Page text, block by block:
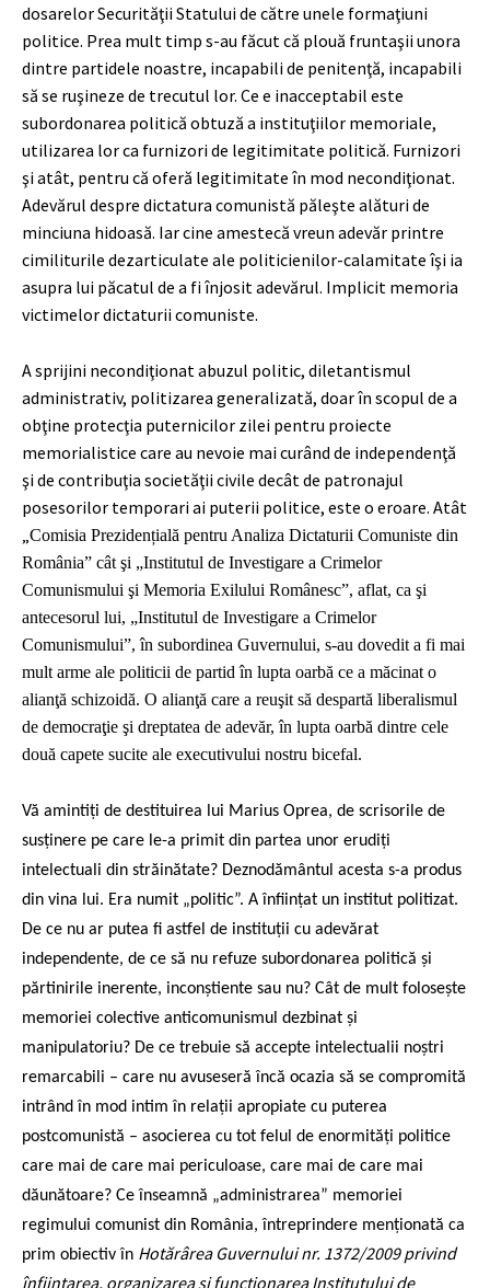
dosarelor Securităţii Statului de către unele formaţiuni
politice. Prea mult timp s-au făcut că plouă fruntaşii unora
dintre partidele noastre, incapabili de penitenţă, incapabili
să se ruşineze de trecutul lor. Ce e inacceptabil este
subordonarea politică obtuză a instituţiilor memoriale,
utilizarea lor ca furnizori de legitimitate politică. Furnizori
şi atât, pentru că oferă legitimitate în mod necondiţionat.
Adevărul despre dictatura comunistă păleşte alături de
minciuna hidoasă. Iar cine amestecă vreun adevăr printre
cimiliturile dezarticulate ale politicienilor-calamitate îşi ia
asupra lui păcatul de a fi înjosit adevărul. Implicit memoria
victimelor dictaturii comuniste.
A sprijini necondiţionat abuzul politic, diletantismul
administrativ, politizarea generalizată, doar în scopul de a
obţine protecţia puternicilor zilei pentru proiecte
memorialistice care au nevoie mai curând de independenţă
şi de contribuţia societăţii civile decât de patronajul
posesorilor temporari ai puterii politice, este o eroare. Atât
Comisia Prezidențială pentru Analiza Dictaturii Comuniste din
România” cât şi „Institutul de Investigare a Crimelor
Comunismului şi Memoria Exilului Românesc”, aflat, ca şi
antecesorul lui, „Institutul de Investigare a Crimelor
Comunismului”, în subordinea Guvernului, s-au dovedit a fi mai
mult arme ale politicii de partid în lupta oarbă ce a măcinat o
alianţă schizoidă. O alianţă care a reuşit să despartă liberalismul
de democraţie şi dreptatea de adevăr, în lupta oarbă dintre cele
două capete sucite ale executivului nostru bicefal.
Vă amintiți de destituirea lui Marius Oprea, de scrisorile de
susţinere pe care le-a primit din partea unor erudiţi
intelectuali din străinătate? Deznodământul acesta s-a produs
din vina lui. Era numit „politic”. A înfiinţat un institut politizat.
De ce nu ar putea fi astfel de instituţii cu adevărat
independente, de ce să nu refuze subordonarea politică şi
părtinirile inerente, inconştiente sau nu? Cât de mult foloseşte
memoriei colective anticomunismul dezbinat şi
manipulatoriu? De ce trebuie să accepte intelectualii noștri
remarcabili – care nu avuseseră încă ocazia să se compromită
intrând în mod intim în relaţii apropiate cu puterea
postcomunistă – asocierea cu tot felul de enormităţi politice
care mai de care mai periculoase, care mai de care mai
dăunătoare? Ce înseamnă „administrarea” memoriei
regimului comunist din România, întreprindere menţionată ca
prim obiectiv în Hotărârea Guvernului nr. 1372/2009 privind
înființarea, organizarea şi funcționarea Institutului de